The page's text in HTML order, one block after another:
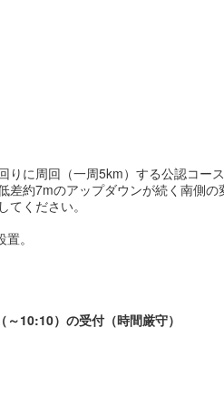
に周回（一周5km）する公認コース
約7mのアップダウンが続く南側の
ください。
。
10:10）の受付（時間厳守）